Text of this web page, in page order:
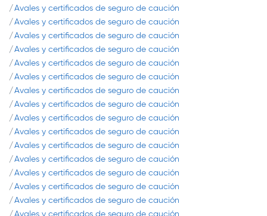
Avales y certificados de seguro de caución
Avales y certificados de seguro de caución
Avales y certificados de seguro de caución
Avales y certificados de seguro de caución
Avales y certificados de seguro de caución
Avales y certificados de seguro de caución
Avales y certificados de seguro de caución
Avales y certificados de seguro de caución
Avales y certificados de seguro de caución
Avales y certificados de seguro de caución
Avales y certificados de seguro de caución
Avales y certificados de seguro de caución
Avales y certificados de seguro de caución
Avales y certificados de seguro de caución
Avales y certificados de seguro de caución